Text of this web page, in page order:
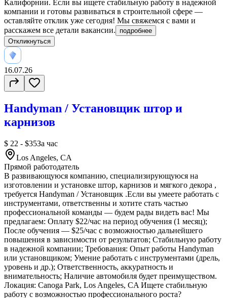
Калифорнии. Если вы ищете стабильную работу в надежной
компании и готовы развиваться в строительной сфере —
оставляйте отклик уже сегодня! Мы свяжемся с вами и
расскажем все детали вакансии.
подробнее
Откликнуться
16.07.26
Handyman / Установщик штор и
карнизов
$ 22 - $35За час
Los Angeles, CA
Прямой работодатель
В развивающуюся компанию, специализирующуюся на
изготовлении и установке штор, карнизов и мягкого декора ,
требуется Handyman / Установщик .Если вы умеете работать с
инструментами, ответственны и хотите стать частью
профессиональной команды — будем рады видеть вас! Мы
предлагаем: Оплату $22/час на период обучения (1 месяц);
После обучения — $25/час с возможностью дальнейшего
повышения в зависимости от результатов; Стабильную работу
в надежной компании; Требования: Опыт работы Handyman
или установщиком; Умение работать с инструментами (дрель,
уровень и др.); Ответственность, аккуратность и
внимательность; Наличие автомобиля будет преимуществом.
Локация: Canoga Park, Los Angeles, CA Ищете стабильную
работу с возможностью профессионального роста?